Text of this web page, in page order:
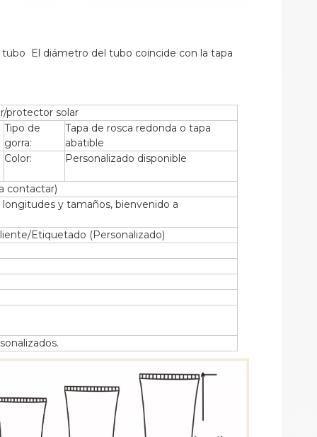
protector solar
Tipo de
gorra:
Tapa de rosca redonda o tapa
abatible
Color: Personalizado disponible
contactar)
y tamaños, bienvenido a
Etiquetado (Personalizado)